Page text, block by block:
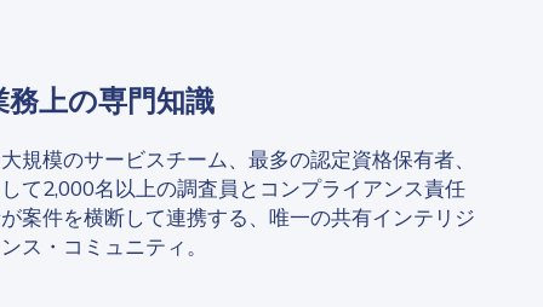
務上の専門知識
規模のサービスチーム、最多の認定資格保有者、
て2,000名以上の調査員とコンプライアンス責任
案件を横断して連携する、唯一の共有インテリジ
ス・コミュニティ。